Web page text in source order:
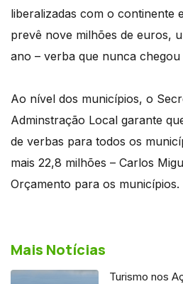
liberalizadas com o continente
prevê nove milhões de euros,
ano – verba que nunca chegou
Ao nível dos municípios, o
Adminstração Local garante
de verbas para todos os
mais 22,8 milhões – Carlos
Orçamento para os municípios.
Mais Notícias
Turismo nos